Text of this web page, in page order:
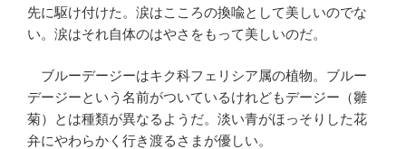
先に駆け付けた。涙はこころの換喩として美しいのでな
い。涙はそれ自体のはやさをもって美しいのだ。
ブルーデージーはキク科フェリシア属の植物。ブルー
デージーという名前がついているけれどもデージー（雛
菊）とは種類が異なるようだ。淡い青がほっそりした花
弁にやわらかく行き渡るさまが優しい。